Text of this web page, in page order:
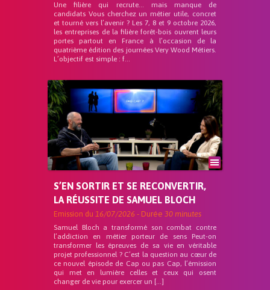
Une filière qui recrute… mais manque de
candidats Vous cherchez un métier utile, concret
et tourné vers l’avenir ? Les 7, 8 et 9 octobre 2026,
les entreprises de la filière forêt-bois ouvrent leurs
portes partout en France à l’occasion de la
quatrième édition des journées Very Wood Métiers.
L’objectif est simple : f...
S’EN SORTIR ET SE RECONVERTIR,
LA RÉUSSITE DE SAMUEL BLOCH
Emission du 16/07/2026 - Durée 30 minutes
Samuel Bloch a transformé son combat contre
l’addiction en métier porteur de sens Peut-on
transformer les épreuves de sa vie en véritable
projet professionnel ? C’est la question au cœur de
ce nouvel épisode de Cap ou pas Cap, l’émission
qui met en lumière celles et ceux qui osent
changer de vie pour exercer un […]